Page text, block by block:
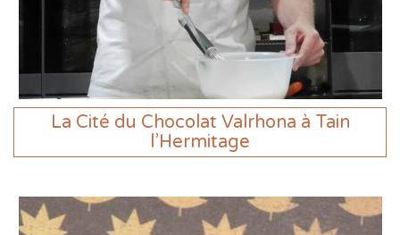
La Cité du Chocolat Valrhona à Tain
l’Hermitage